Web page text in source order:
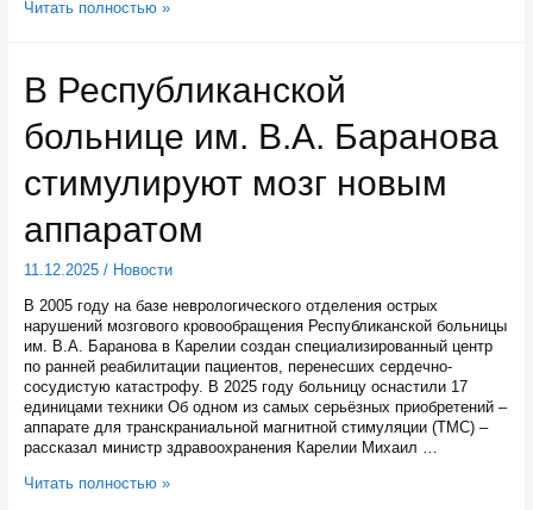
Фонд
дополнительно
250
миллионов
рублей
докапитализацию
Читать полностью »
В Республиканской
больнице им. В.А. Баранова
стимулируют мозг новым
аппаратом
11.12.2025/ Новости
В 2005 году на базе неврологического отделения острых
нарушений мозгового кровообращения Республиканской больницы
им. В.А. Баранова в Карелии создан специализированный центр
по ранней реабилитации пациентов, перенесших сердечно-
сосудистую катастрофу. В 2025 году больницу оснастили 17
единицами техники Об одном из самых серьёзных приобретений –
аппарате для транскраниальной магнитной стимуляции (ТМС) –
рассказал министр здравоохранения Карелии Михаил …
В
Читать полностью »